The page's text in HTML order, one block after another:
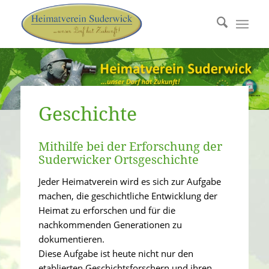
Geschichte
Mithilfe bei der Erforschung der
Suderwicker Ortsgeschichte
Jeder Heimatverein wird es sich zur Aufgabe
machen, die geschichtliche Entwicklung der
Heimat zu erforschen und für die
nachkommenden Generationen zu
dokumentieren.
Diese Aufgabe ist heute nicht nur den